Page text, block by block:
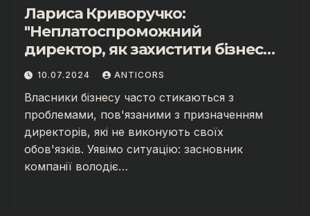
Лариса Криворучко:
"Неплатоспроможний
директор, як захистити бізнес
від недобросовісного
управління" АНТИКОРУПЦІЙНИЙ
ФРОНТ ЛАРИСИ КРИВОРУЧКО.
10.07.2024 ANTICORS
Власники бізнесу часто стикаються з
проблемами, пов'язаними з призначенням
директорів, які не виконують своїх
обов'язків. Уявімо ситуацію: засновник
компанії володіє…